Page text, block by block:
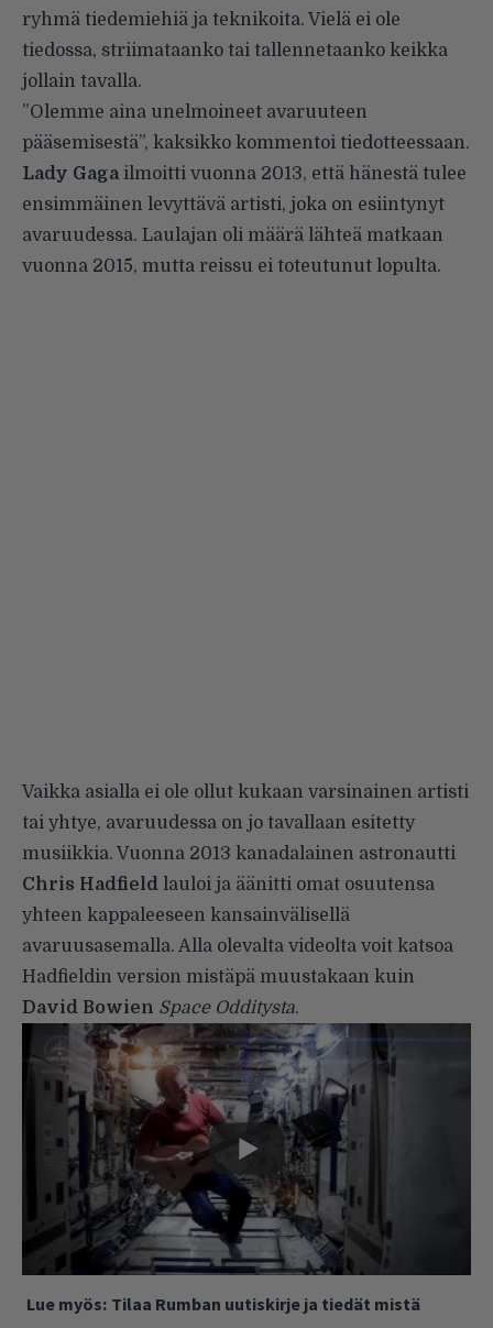
ryhmä tiedemiehiä ja teknikoita. Vielä ei ole
tiedossa, striimataanko tai tallennetaanko keikka
jollain tavalla.
”Olemme aina unelmoineet avaruuteen
pääsemisestä”, kaksikko kommentoi tiedotteessaan.
Lady Gaga ilmoitti vuonna 2013, että hänestä tulee
ensimmäinen levyttävä artisti, joka on esiintynyt
avaruudessa. Laulajan oli määrä lähteä matkaan
vuonna 2015, mutta reissu ei toteutunut lopulta.
Vaikka asialla ei ole ollut kukaan varsinainen artisti
tai yhtye, avaruudessa on jo tavallaan esitetty
musiikkia. Vuonna 2013 kanadalainen astronautti
Chris Hadfield
lauloi ja äänitti omat osuutensa
yhteen kappaleeseen kansainvälisellä
avaruusasemalla. Alla olevalta videolta voit katsoa
Hadfieldin version mistäpä muustakaan kuin
David Bowien Space Odditysta.
Lue myös: Tilaa Rumban uutiskirje ja tiedät mistä